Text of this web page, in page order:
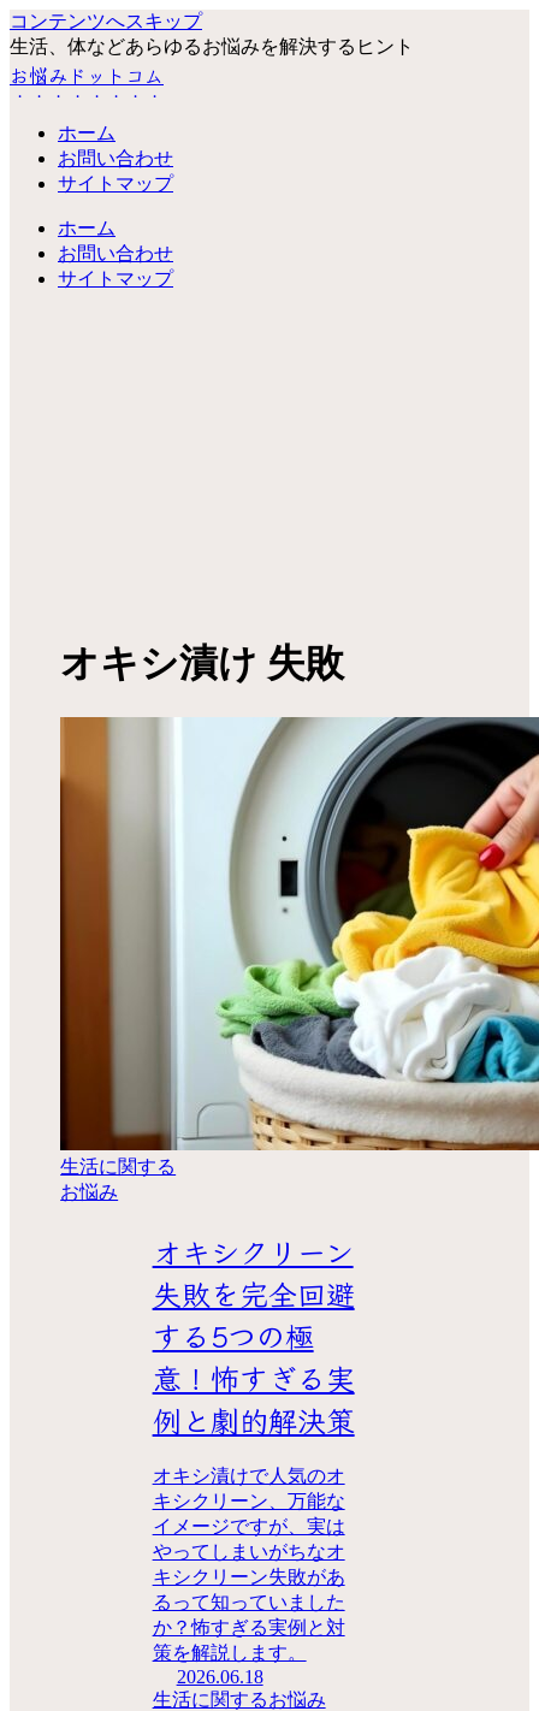
コンテンツへスキップ
生活、体などあらゆるお悩みを解決するヒント
お悩みドットコム
ホーム
お問い合わせ
サイトマップ
ホーム
お問い合わせ
サイトマップ
オキシ漬け 失敗
生活に関する
お悩み
オキシクリーン
失敗を完全回避
する5つの極
意！怖すぎる実
例と劇的解決策
オキシ漬けで人気のオ
キシクリーン、万能な
イメージですが、実は
やってしまいがちなオ
キシクリーン失敗があ
るって知っていました
か？怖すぎる実例と対
策を解説します。
2026.06.18
生活に関するお悩み